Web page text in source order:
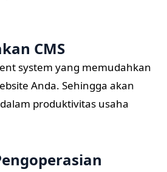
CMS
system yang memudahkan
Anda. Sehingga akan
produktivitas usaha